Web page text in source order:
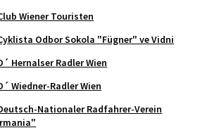
Wiener Touristen
Odbor Sokola "Fügner" ve Vidni
Hernalser Radler Wien
Wiedner-Radler Wien
Nationaler Radfahrer-Verein